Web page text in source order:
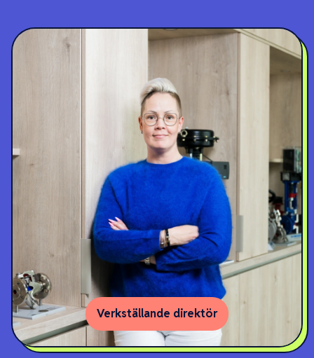
Verkställande direktör